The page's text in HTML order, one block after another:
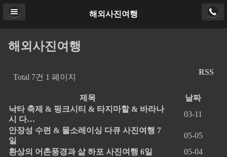
해외사진여행
해외사진여행
Total 7건 1 페이지
RSS
제목
날짜
낙타 축제 & 핑크시티 & 타지마할 & 바라나
시 다…
03-11
안장성 수련 & 물소레이싱 다큐 사진여행 7
일
05-05
환상의 어촌풍경과 삶 하포 사진여행 6일
05-04